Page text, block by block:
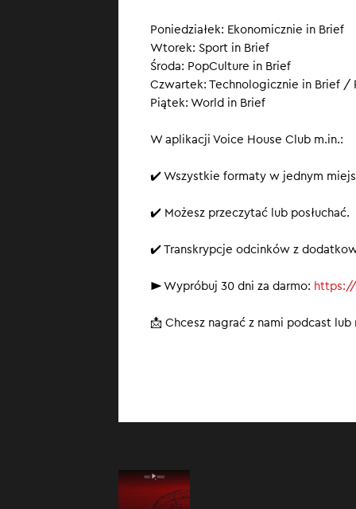
Poniedziałek: Ekonomicznie in Brief
Wtorek: Sport in Brief
Środa: PopCulture in Brief
Czwartek: Technologicznie in Brief /
Piątek: World in Brief
W aplikacji Voice House Club m.in.:
✔️ Wszystkie formaty w jednym
✔️ Możesz przeczytać lub posłuchać.
✔️ Transkrypcje odcinków z
► Wypróbuj 30 dni za darmo:
📩 Chcesz nagrać z nami podcast